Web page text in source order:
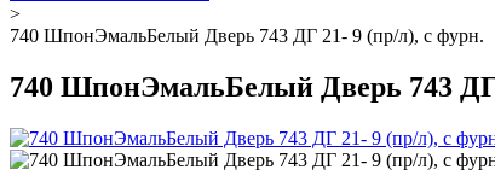
>
740 ШпонЭмальБелый Дверь 743 ДГ 21- 9 (пр/л), с фурн.
740 ШпонЭмальБелый Дверь 743